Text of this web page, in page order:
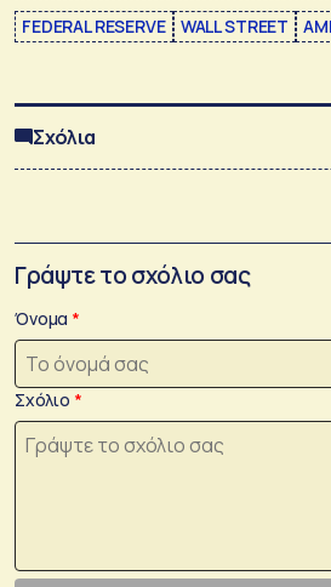
FEDERAL RESERVE WALL STREET
Σχόλια
Γράψτε το σχόλιο σας
Όνομα
Σχόλιο